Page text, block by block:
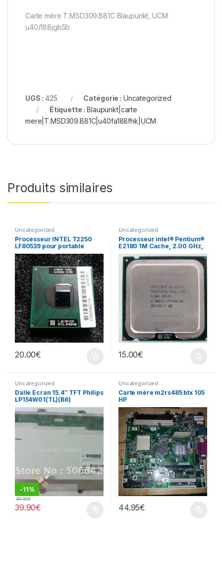
Carte mère T.MSD309.B81C Blaupunkt, UCM
u40/188jgb5b
UGS :425 Catégorie : Uncategorized
Étiquette :Blaupunkt|carte
mere|T.MSD309.B81C|u40fa188fhk|UCM
Produits similaires
Uncategorized
Processeur INTEL T2250
LF80539 pour portable
20.00€
Uncategorized
Processeur intel® Pentium®
E2180 1M Cache, 2.00 GHz,
800 MHz FSB
15.00€
Uncategorized
Dalle Ecran 15.4″ TFT Philips
LP154W01(TL)(B6​)
-11%
39.90€
45.00€
Uncategorized
Carte mère m2rs485 btx 105
HP
44.95€